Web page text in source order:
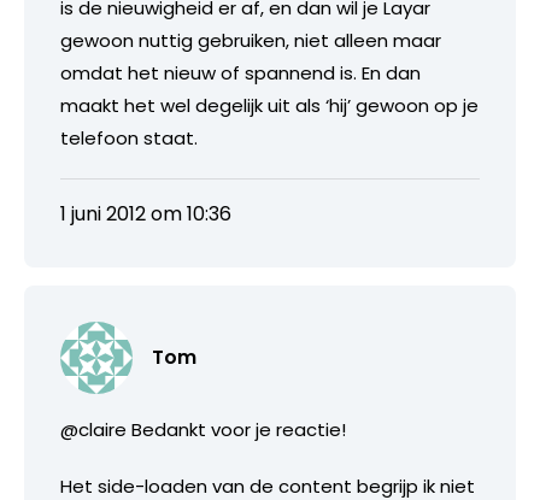
is de nieuwigheid er af, en dan wil je Layar
gewoon nuttig gebruiken, niet alleen maar
omdat het nieuw of spannend is. En dan
maakt het wel degelijk uit als ‘hij’ gewoon op je
telefoon staat.
1 juni 2012 om 10:36
Tom
@claire Bedankt voor je reactie!
Het side-loaden van de content begrijp ik niet